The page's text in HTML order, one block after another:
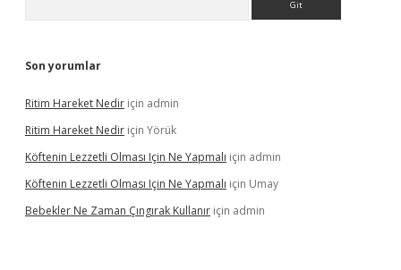
Son yorumlar
Ritim Hareket Nedir için admin
Ritim Hareket Nedir için Yörük
Köftenin Lezzetli Olması Için Ne Yapmalı için admin
Köftenin Lezzetli Olması Için Ne Yapmalı için Umay
Bebekler Ne Zaman Çıngırak Kullanır için admin